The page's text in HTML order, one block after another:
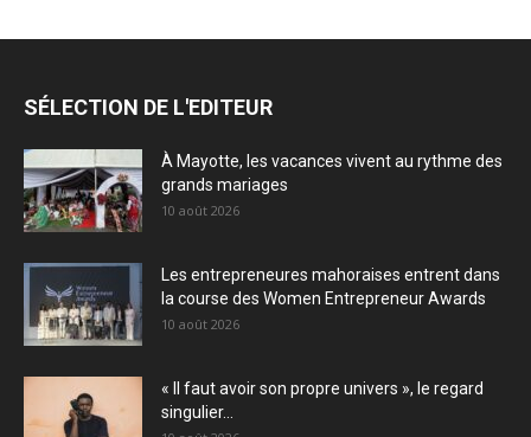
SÉLECTION DE L'EDITEUR
À Mayotte, les vacances vivent au rythme des
grands mariages
10 août 2026
Les entrepreneures mahoraises entrent dans
la course des Women Entrepreneur Awards
10 août 2026
« Il faut avoir son propre univers », le regard
singulier...